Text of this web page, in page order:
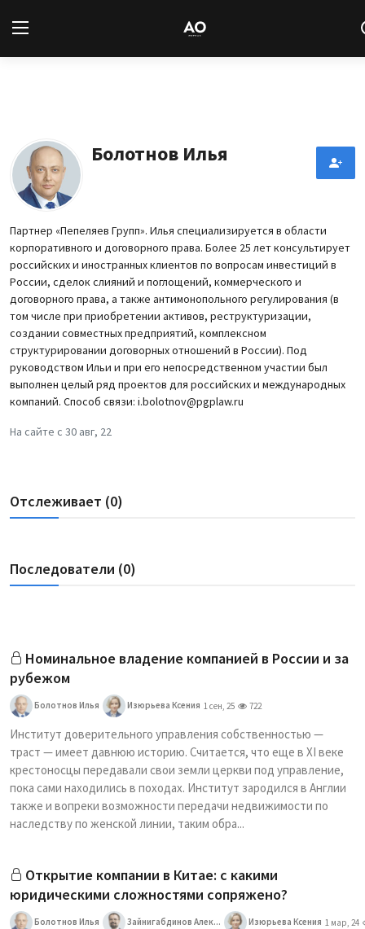
Новости
Статьи
Архив
База знаний
Подписка
Болотнов Илья
Партнер «Пепеляев Групп». Илья специализируется в области
корпоративного и договорного права. Более 25 лет консультирует
российских и иностранных клиентов по вопросам инвестиций в
России, сделок слияний и поглощений, коммерческого и
договорного права, а также антимонопольного регулирования (в
том числе при приобретении активов, реструктуризации,
создании совместных предприятий, комплексном
структурировании договорных отношений в России). Под
руководством Ильи и при его непосредственном участии был
выполнен целый ряд проектов для российских и международных
компаний. Способ связи: i.bolotnov@pgplaw.ru
На сайте с 30 авг, 22
Отслеживает (0)
Последователи (0)
Номинальное владение компанией в России и за
рубежом
Болотнов Илья Изюрьева Ксения 1 сен, 25 722
Институт доверительного управления собственностью —
траст — имеет давнюю историю. Считается, что еще в XI веке
крестоносцы передавали свои земли церкви под управление,
пока сами находились в походах. Институт зародился в Англии
также и вопреки возможности передачи недвижимости по
наследству по женской линии, таким обра...
Открытие компании в Китае: с какими
юридическими сложностями сопряжено?
Болотнов Илья Зайнигабдинов Алек... Изюрьева Ксения 1 мар, 24